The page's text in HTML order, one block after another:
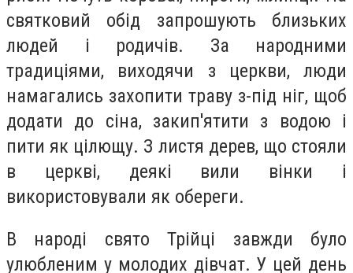
святковий обід запрошують близьких
людей і родичів. За народними
традиціями, виходячи з церкви, люди
намагались захопити траву з-під ніг, щоб
додати до сіна, закип'ятити з водою і
пити як цілющу. З листя дерев, що стояли
в церкві, деякі вили вінки і
використовували як обереги.
В народі свято Трійці завжди було
улюбленим у молодих дівчат. У цей день